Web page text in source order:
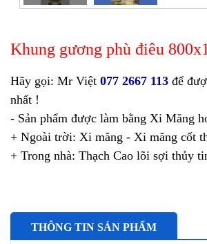
Khung gương phù điêu
Hãy gọi: Mr Việt 077 2667 113 để
nhất !
- Sản phẩm được làm bằng Xi Măng
+ Ngoài trời: Xi măng - Xi măng cốt
+ Trong nhà: Thạch Cao lõi sợi thủy
THÔNG TIN SẢN PHẨM